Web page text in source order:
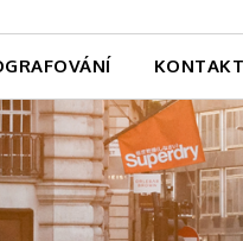
KONTAKT